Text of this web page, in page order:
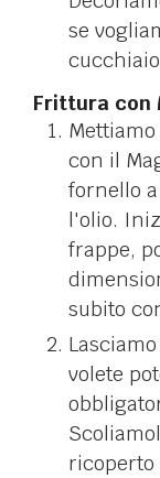
se
Frittura con
con il
fornello
l'olio.
frappe,
subito
volete